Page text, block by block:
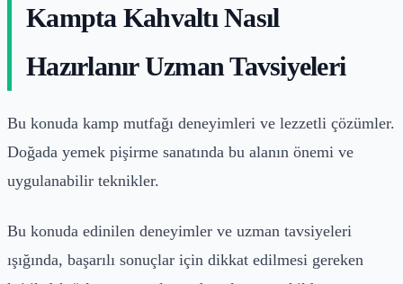
Kampta Kahvaltı Nasıl
Hazırlanır Uzman Tavsiyeleri
Bu konuda kamp mutfağı deneyimleri ve lezzetli çözümler.
Doğada yemek pişirme sanatında bu alanın önemi ve
uygulanabilir teknikler.
Bu konuda edinilen deneyimler ve uzman tavsiyeleri
ışığında, başarılı sonuçlar için dikkat edilmesi gereken